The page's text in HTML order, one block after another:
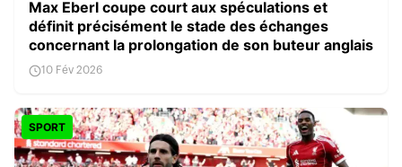
Max Eberl coupe court aux spéculations et
définit précisément le stade des échanges
concernant la prolongation de son buteur anglais
10 Fév 2026
SPORT